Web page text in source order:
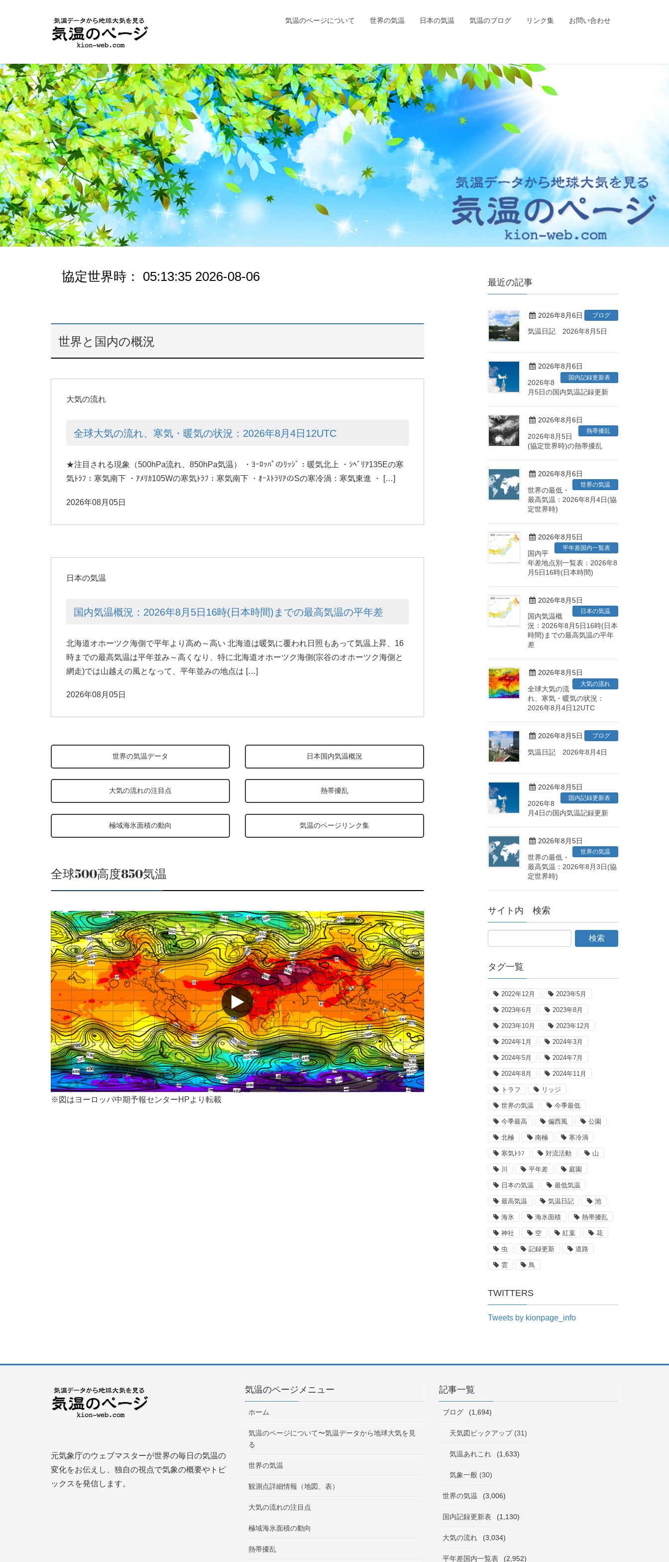
気温のページについて 世界の気温 日本の気温 気温のブログ リンク集 お問い合わせ
協定世界時： 05:13:36 2026-08-06
世界と国内の概況
大気の流れ
全球大気の流れ、寒気・暖気の状況：2026年8月4日12UTC
★注目される現象（500hPa流れ、850hPa気温） ・ﾖｰﾛｯﾊﾟのﾘｯｼﾞ：暖気北上 ・ｼﾍﾞﾘｱ135Eの寒
気ﾄﾗﾌ：寒気南下 ・ｱﾒﾘｶ105Wの寒気ﾄﾗﾌ：寒気南下 ・ｵｰｽﾄﾗﾘｱのSの寒冷渦：寒気東進 ・ […]
2026年08月05日
日本の気温
国内気温概況：2026年8月5日16時(日本時間)までの最高気温の平年差
北海道オホーツク海側で平年より高め～高い 北海道は暖気に覆われ日照もあって気温上昇、16
時までの最高気温は平年並み～高くなり、特に北海道オホーツク海側(宗谷のオホーツク海側と
網走)では山越えの風となって、平年並みの地点は […]
2026年08月05日
世界の気温データ
大気の流れの注目点
極域海氷面積の動向
日本国内気温概況
熱帯擾乱
気温のページリンク集
全球500高度850気温
※図はヨーロッパ中期予報センターHPより転載
最近の記事
2026年8月6日 ブログ
気温日記 2026年8月5日
2026年8月6日
国内記録更新表
2026年8
月5日の国内気温記録更新
2026年8月6日
熱帯擾乱
2026年8月5日
(協定世界時)の熱帯擾乱
2026年8月6日
世界の気温
世界の最低・
最高気温：2026年8月4日(協
定世界時)
2026年8月5日
平年差国内一覧表
国内平
年差地点別一覧表：2026年8
月5日16時(日本時間)
2026年8月5日
日本の気温
国内気温概
況：2026年8月5日16時(日本
時間)までの最高気温の平年
差
2026年8月5日
大気の流れ
全球大気の流
れ、寒気・暖気の状況：
2026年8月4日12UTC
2026年8月5日 ブログ
気温日記 2026年8月4日
2026年8月5日
国内記録更新表
2026年8
月4日の国内気温記録更新
2026年8月5日
世界の気温
世界の最低・
最高気温：2026年8月3日(協
定世界時)
サイト内 検索
タグ一覧
2022年12月 2023年5月
2023年6月 2023年8月
2023年10月 2023年12月
2024年1月 2024年3月
2024年5月 2024年7月
2024年8月 2024年11月
トラフ リッジ
世界の気温 今季最低
今季最高 偏西風 公園
北極 南極 寒冷渦
寒気ﾄﾗﾌ 対流活動 山
川 平年差 庭園
日本の気温 最低気温
最高気温 気温日記 池
海氷 海氷面積 熱帯擾乱
神社 空 紅葉 花
虫 記録更新 道路
雲 鳥
TWITTERS
Tweets by kionpage_info
元気象庁のウェブマスターが世界の毎日の気温の
変化をお伝えし、独自の視点で気象の概要やトピ
ックスを発信します。
気温のページメニュー
ホーム
気温のページについて〜気温データから地球大気を見
る
世界の気温
観測点詳細情報（地図、表）
大気の流れの注目点
極域海氷面積の動向
熱帯擾乱
記事一覧
ブログ (1,694)
天気図ピックアップ (31)
気温あれこれ (1,633)
気象一般 (30)
世界の気温 (3,006)
国内記録更新表 (1,130)
大気の流れ (3,034)
平年差国内一覧表 (2,952)